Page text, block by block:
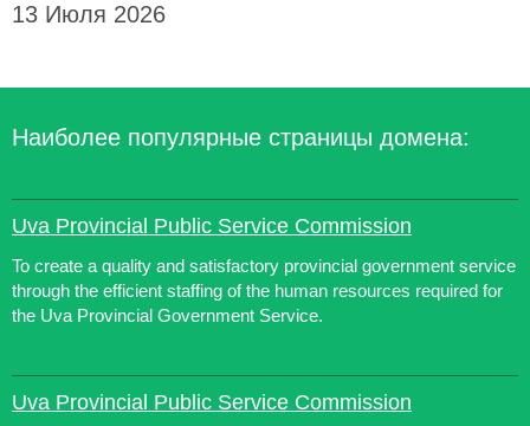
13 Июля 2026
Наиболее популярные страницы домена:
Uva Provincial Public Service Commission
To create a quality and satisfactory provincial government service
through the efficient staffing of the human resources required for
the Uva Provincial Government Service.
Uva Provincial Public Service Commission